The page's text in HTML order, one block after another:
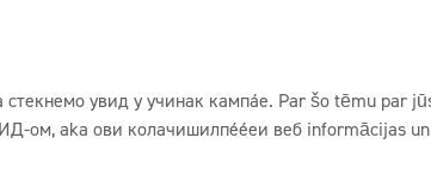
увид у учинак кампање. Par šo tēmu par
ом, aka ови колачишилпећећеи веб informācijas